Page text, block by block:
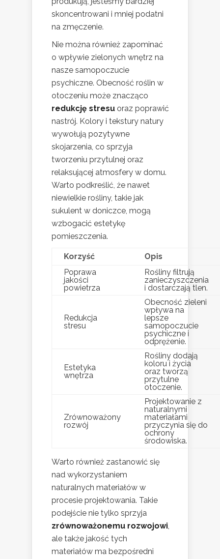
skoncentrowani i mniej podatni
na zmęczenie.
Nie można również zapominać
o wpływie zielonych wnętrz na
nasze samopoczucie
psychiczne. Obecność roślin w
otoczeniu może znacząco
redukcję stresu oraz poprawić
nastrój. Kolory i tekstury natury
wywołują pozytywne
skojarzenia, co sprzyja
tworzeniu przytulnej oraz
relaksującej atmosfery w domu.
Warto podkreślić, że nawet
niewielkie rośliny, takie jak
sukulent w doniczce, mogą
wzbogacić estetykę
pomieszczenia.
Korzyść
Opis
Poprawa
jakości
powietrza
Rośliny filtrują
zanieczyszczenia
i dostarczają tlen.
Redukcja
stresu
Obecność zieleni
wpływa na
lepsze
samopoczucie
psychiczne i
odprężenie.
Estetyka
wnętrza
Rośliny dodają
koloru i życia
oraz tworzą
przytulne
otoczenie.
Zrównoważony
rozwój
Projektowanie z
naturalnymi
materiałami
przyczynia się do
ochrony
środowiska.
Warto również zastanowić się
nad wykorzystaniem
naturalnych materiałów w
procesie projektowania. Takie
podejście nie tylko sprzyja
zrównoważonemu rozwojowi,
ale także jakość tych
materiałów ma bezpośredni